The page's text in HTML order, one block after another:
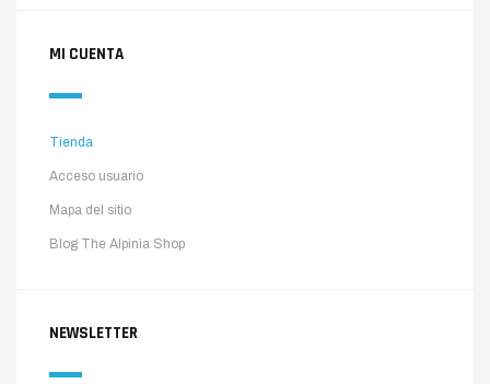
MI CUENTA
Tienda
Acceso usuario
Mapa del sitio
Blog The Alpinia Shop
NEWSLETTER